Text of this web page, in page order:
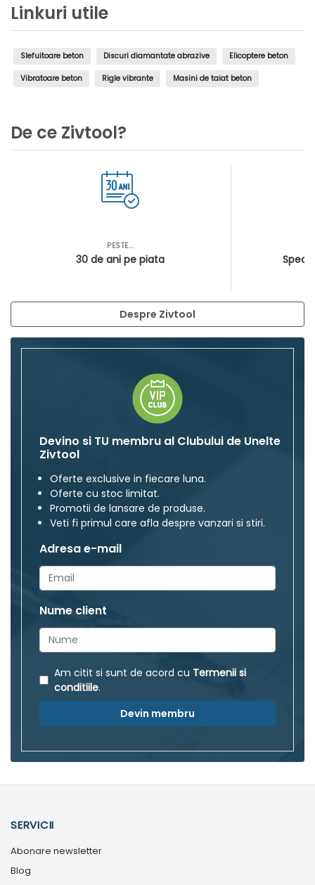
Linkuri utile
Slefuitoare beton Discuri diamantate abrazive Elicoptere beton
Vibratoare beton Rigle vibrante Masini de taiat beton
De ce Zivtool?
PESTE...
30 de ani pe piata
Despre Zivtool
Devino si TU membru al Clubului de Unelte
Zivtool
Oferte exclusive in fiecare luna.
Oferte cu stoc limitat.
Promotii de lansare de produse.
Veti fi primul care afla despre vanzari si stiri.
Adresa e-mail
Nume client
Am citit si sunt de acord cu Termenii si
conditiile.
Devin membru
SERVICII
Abonare newsletter
Blog